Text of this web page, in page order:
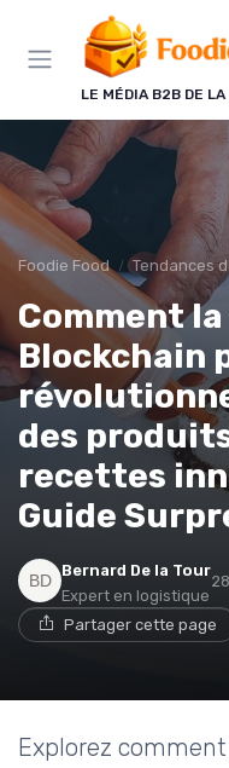
LE MÉDIA B2B DE LA
Foodie Food Tendances
Comment
Blockchain
des
recettes
Guide
Bernard De la Tour
Expert en logistique
Partager cette page
Explorez
Panneau de gestion des